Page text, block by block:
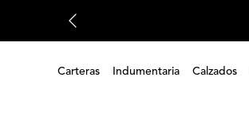
Carteras Indumentaria Calzados